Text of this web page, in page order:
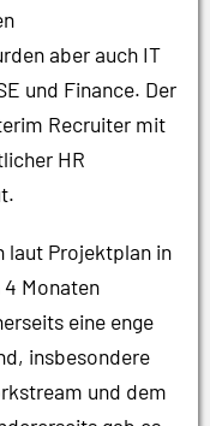
aber auch IT
und Finance. Der
Recruiter mit
HR
laut Projektplan in
Monaten
eine enge
insbesondere
und dem